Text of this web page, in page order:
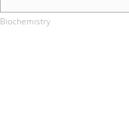
Biochemistry